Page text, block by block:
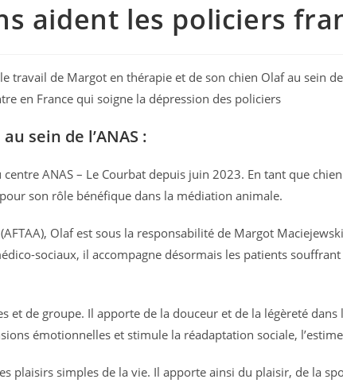
aident les policiers
travail de Margot en thérapie et de son chien Olaf au sein de
en France qui soigne la dépression des policiers
sein de l’ANAS :
ANAS – Le Courbat depuis juin 2023. En tant que
son rôle bénéfique dans la médiation animale.
Olaf est sous la responsabilité de Margot
sociaux, il accompagne désormais les patients
de groupe. Il apporte de la douceur et de la légèreté dans
émotionnelles et stimule la réadaptation sociale,
plaisirs simples de la vie. Il apporte ainsi du plaisir, de la